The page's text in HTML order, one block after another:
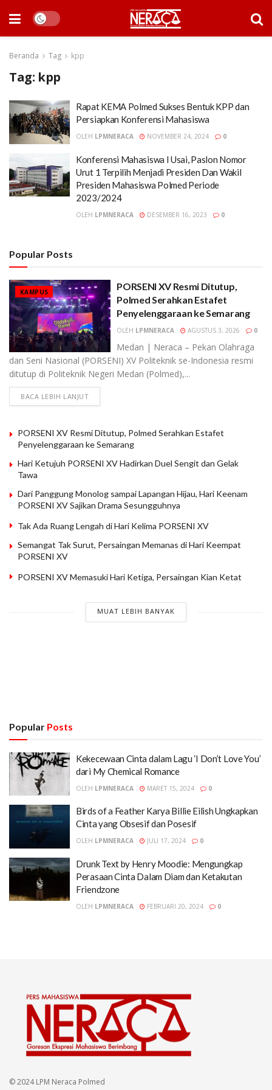
Beranda Tag kpp
Tag: kpp
Rapat KEMA Polmed Sukses Bentuk KPP dan
Persiapkan Konferensi Mahasiswa
OLEH LPMNERACA NOVEMBER 24, 2024 0
Konferensi Mahasiswa I Usai, Paslon Nomor
Urut 1 Terpilih Menjadi Presiden Dan Wakil
Presiden Mahasiswa Polmed Periode
2023/2024
OLEH LPMNERACA DESEMBER 16, 2023 0
Popular Posts
KAMPUS
PORSENI XV Resmi Ditutup,
Polmed Serahkan Estafet
Penyelenggaraan ke Semarang
OLEH LPMNERACA AGUSTUS 3, 2026 0
Medan | Neraca – Pekan Olahraga
dan Seni Nasional (PORSENI) XV Politeknik se-Indonesia resmi
ditutup di Politeknik Negeri Medan (Polmed),...
BACA LEBIH LANJUT
PORSENI XV Resmi Ditutup, Polmed Serahkan Estafet
Penyelenggaraan ke Semarang
Hari Ketujuh PORSENI XV Hadirkan Duel Sengit dan Gelak
Tawa
Dari Panggung Monolog sampai Lapangan Hijau, Hari Keenam
PORSENI XV Sajikan Drama Sesungguhnya
Tak Ada Ruang Lengah di Hari Kelima PORSENI XV
Semangat Tak Surut, Persaingan Memanas di Hari Keempat
PORSENI XV
PORSENI XV Memasuki Hari Ketiga, Persaingan Kian Ketat
MUAT LEBIH BANYAK
Popular Posts
Kekecewaan Cinta dalam Lagu ‘I Don’t Love You’
dari My Chemical Romance
OLEH LPMNERACA MARET 15, 2024 0
Birds of a Feather Karya Billie Eilish Ungkapkan
Cinta yang Obsesif dan Posesif
OLEH LPMNERACA JULI 17, 2024 0
Drunk Text by Henry Moodie: Mengungkap
Perasaan Cinta Dalam Diam dan Ketakutan
Friendzone
OLEH LPMNERACA FEBRUARI 20, 2024 0
© 2024 LPM Neraca Polmed